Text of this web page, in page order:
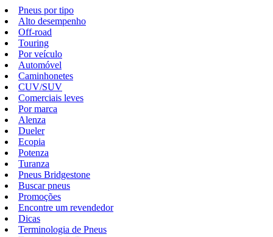
Pneus por tipo
Alto desempenho
Off-road
Touring
Por veículo
Automóvel
Caminhonetes
CUV/SUV
Comerciais leves
Por marca
Alenza
Dueler
Ecopia
Potenza
Turanza
Pneus Bridgestone
Buscar pneus
Promoções
Encontre um revendedor
Dicas
Terminologia de Pneus